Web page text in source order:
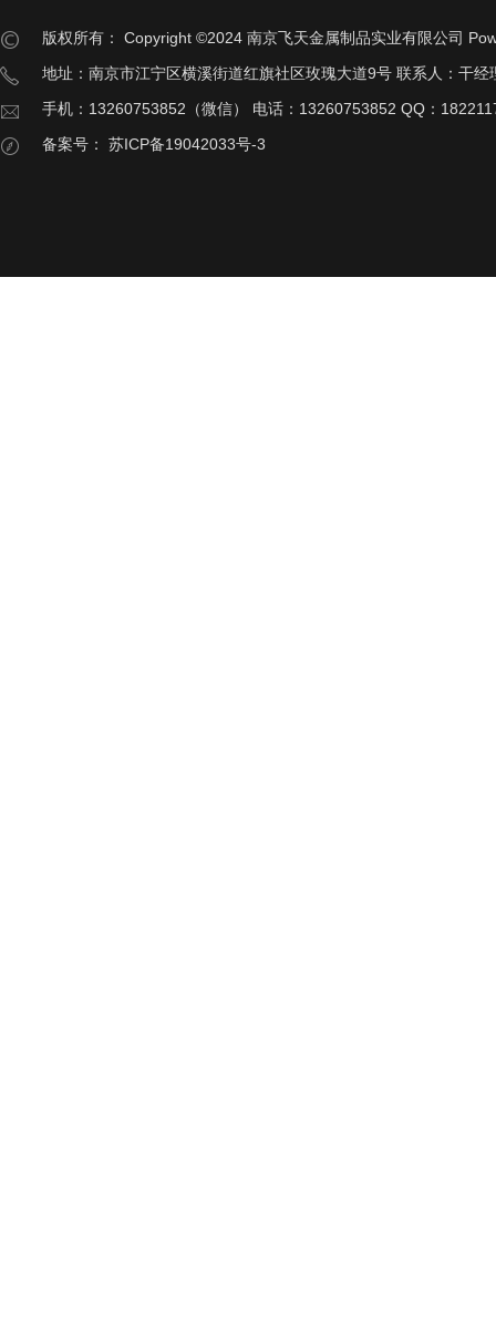
版权所有： Copyright ©2024 南京飞天金属制品实业有限公司
地址：南京市江宁区横溪街道红旗社区玫瑰大道9号 联系人：干经
手机：13260753852（微信） 电话：13260753852 QQ：
备案号：
苏ICP备19042033号-3